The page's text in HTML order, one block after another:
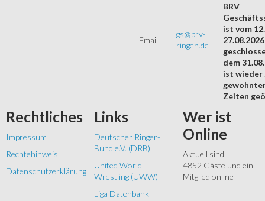
Email
gs@brv-
ringen.de
BRV
ist vom
27.08.2026
dem
ist wieder
Zeiten
Rechtliches
Impressum
Rechtehinweis
Datenschutzerklärung
Links
Deutscher Ringer-
Bund e.V. (DRB)
United World
Wrestling (UWW)
Liga Datenbank
Wer ist
Online
Aktuell sind
4852 Gäste und ein
Mitglied online